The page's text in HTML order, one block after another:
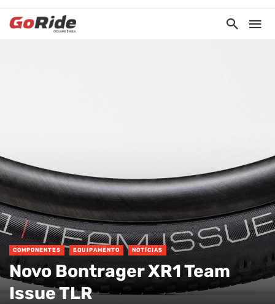
COMPONENTES EQUIPAMENTO NOTÍCIAS
Novo Bontrager XR1 Team
Issue TLR